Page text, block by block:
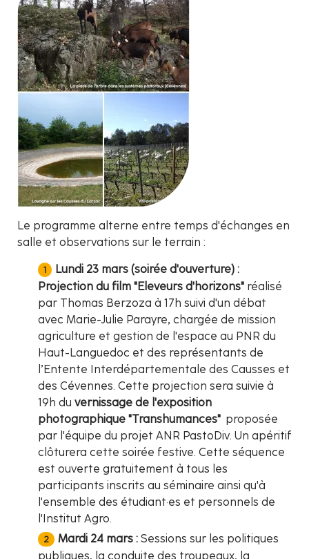
Le programme alterne entre temps d'échanges en
salle et observations sur le terrain :
Lundi 23 mars (soirée d'ouverture) :
Projection du film "Eleveurs d'horizons" réalisé
par Thomas Berzoza à 17h suivi d'un débat
avec Marie-Julie Parayre, chargée de mission
agriculture et gestion de l'espace au PNR du
Haut-Languedoc et des représentants de
l’Entente Interdépartementale des Causses et
des Cévennes. Cette projection sera suivie à
19h du vernissage de l'exposition
photographique "Transhumances" proposée
par l'équipe du projet ANR PastoDiv. Un apéritif
clôturera cette soirée festive. Cette séquence
est ouverte gratuitement à tous les
participants inscrits au séminaire ainsi qu'à
l'ensemble des étudiant·es et personnels de
l'Institut Agro.
Mardi 24 mars : Sessions sur les politiques
publiques, la conduite des troupeaux, la